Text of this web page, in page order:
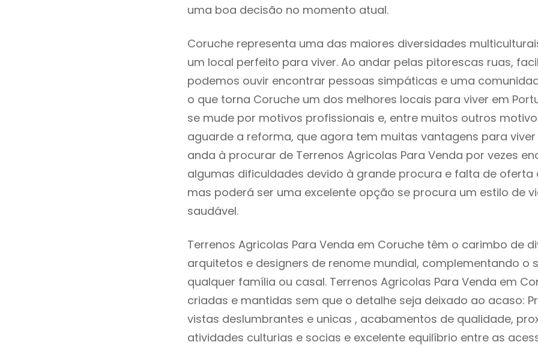
uma boa decisão no momento atual.
Coruche representa uma das maiores diversidades
um local perfeito para viver. Ao andar pelas pitorescas ruas,
podemos ouvir encontrar pessoas simpáticas e uma
o que torna Coruche um dos melhores locais para viver em
se mude por motivos profissionais e, entre muitos outros
aguarde a reforma, que agora tem muitas vantagens para viver
anda à procurar de Terrenos Agricolas Para Venda por vezes
algumas dificuldades devido à grande procura e falta de
mas poderá ser uma excelente opção se procura um estilo de
saudável.
Terrenos Agricolas Para Venda em Coruche têm o carimbo de
arquitetos e designers de renome mundial, complementando o
qualquer família ou casal. Terrenos Agricolas Para Venda em
criadas e mantidas sem que o detalhe seja deixado ao acaso:
vistas deslumbrantes e unicas , acabamentos de qualidade,
atividades culturias e socias e excelente equilíbrio entre as